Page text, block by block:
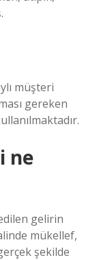
müşteri
gereken
ne
gelirin
mükellef,
şekilde